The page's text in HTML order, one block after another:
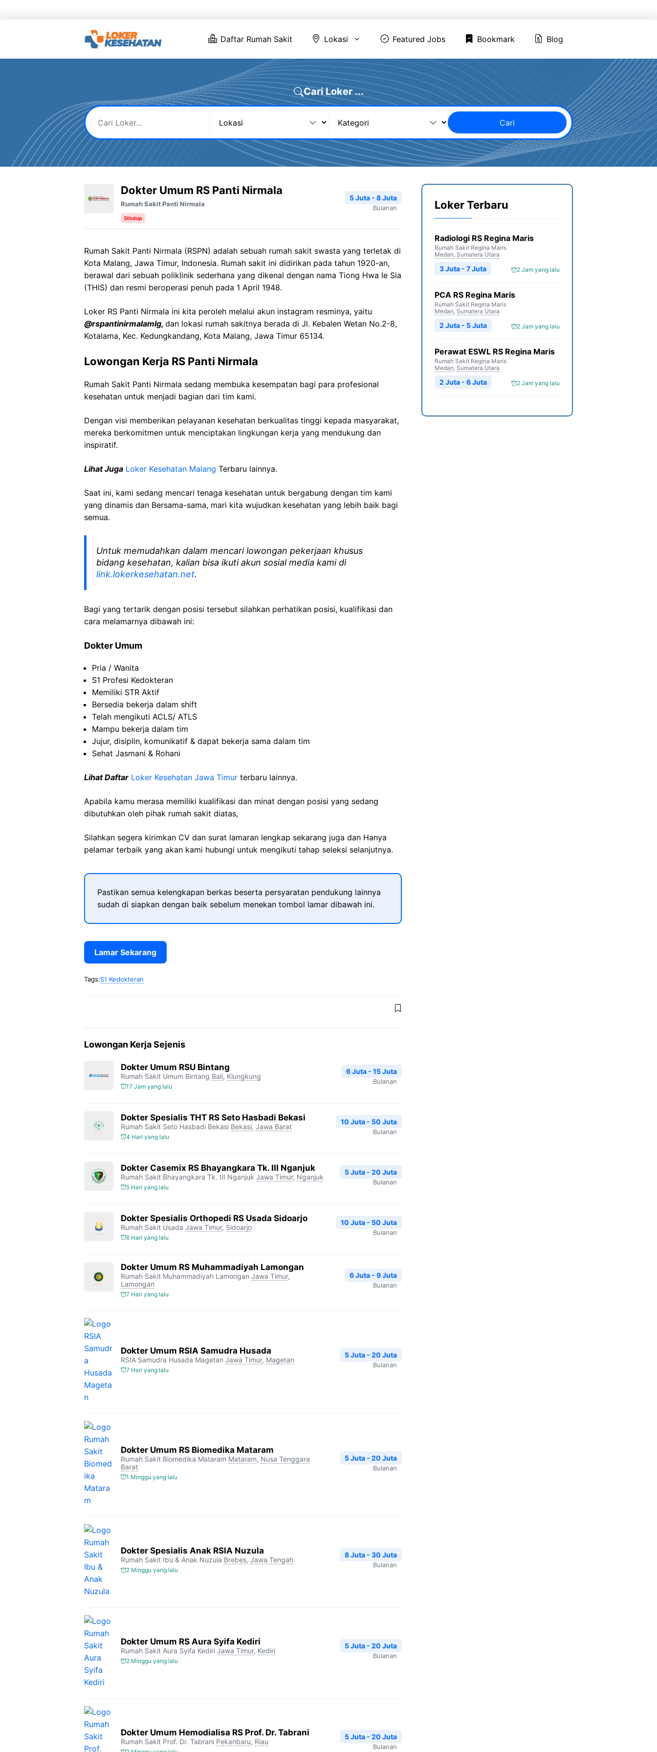
Daftar Rumah Sakit Lokasi Featured Jobs Bookmark Blog
Cari Loker ...
Cari
Dokter Umum RS Panti Nirmala
Rumah Sakit Panti Nirmala
Ditutup
5 Juta - 8 Juta
Bulanan
Rumah Sakit Panti Nirmala (RSPN) adalah sebuah rumah sakit swasta yang terletak di
Kota Malang, Jawa Timur, Indonesia. Rumah sakit ini didirikan pada tahun 1920-an,
berawal dari sebuah poliklinik sederhana yang dikenal dengan nama Tiong Hwa Ie Sia
(THIS) dan resmi beroperasi penuh pada 1 April 1948.
Loker RS Panti Nirmala ini kita peroleh melalui akun instagram resminya, yaitu
@rspantinirmalamlg, dan lokasi rumah sakitnya berada di Jl. Kebalen Wetan No.2-8,
Kotalama, Kec. Kedungkandang, Kota Malang, Jawa Timur 65134.
Lowongan Kerja RS Panti Nirmala
Rumah Sakit Panti Nirmala sedang membuka kesempatan bagi para profesional
kesehatan untuk menjadi bagian dari tim kami.
Dengan visi memberikan pelayanan kesehatan berkualitas tinggi kepada masyarakat,
mereka berkomitmen untuk menciptakan lingkungan kerja yang mendukung dan
inspiratif.
Lihat Juga Loker Kesehatan Malang Terbaru lainnya.
Saat ini, kami sedang mencari tenaga kesehatan untuk bergabung dengan tim kami
yang dinamis dan Bersama-sama, mari kita wujudkan kesehatan yang lebih baik bagi
semua.
Untuk memudahkan dalam mencari lowongan pekerjaan khusus
bidang kesehatan, kalian bisa ikuti akun sosial media kami di
link.lokerkesehatan.net.
Bagi yang tertarik dengan posisi tersebut silahkan perhatikan posisi, kualifikasi dan
cara melamarnya dibawah ini:
Dokter Umum
Pria / Wanita
S1 Profesi Kedokteran
Memiliki STR Aktif
Bersedia bekerja dalam shift
Telah mengikuti ACLS/ ATLS
Mampu bekerja dalam tim
Jujur, disiplin, komunikatif & dapat bekerja sama dalam tim
Sehat Jasmani & Rohani
Lihat Daftar Loker Kesehatan Jawa Timur terbaru lainnya.
Apabila kamu merasa memiliki kualifikasi dan minat dengan posisi yang sedang
dibutuhkan oleh pihak rumah sakit diatas,
Silahkan segera kirimkan CV dan surat lamaran lengkap sekarang juga dan Hanya
pelamar terbaik yang akan kami hubungi untuk mengikuti tahap seleksi selanjutnya.
Pastikan semua kelengkapan berkas beserta persyaratan pendukung lainnya
sudah di siapkan dengan baik sebelum menekan tombol lamar dibawah ini.
Lamar Sekarang
Tags:S1 Kedokteran
Lowongan Kerja Sejenis
Dokter Umum RSU Bintang
Rumah Sakit Umum Bintang Bali, Klungkung
17 Jam yang lalu
6 Juta - 15 Juta
Bulanan
Dokter Spesialis THT RS Seto Hasbadi Bekasi
Rumah Sakit Seto Hasbadi Bekasi Bekasi, Jawa Barat
4 Hari yang lalu
10 Juta - 50 Juta
Bulanan
Dokter Casemix RS Bhayangkara Tk. III Nganjuk
Rumah Sakit Bhayangkara Tk. III Nganjuk Jawa Timur, Nganjuk
5 Hari yang lalu
5 Juta - 20 Juta
Bulanan
Dokter Spesialis Orthopedi RS Usada Sidoarjo
Rumah Sakit Usada Jawa Timur, Sidoarjo
6 Hari yang lalu
10 Juta - 50 Juta
Bulanan
Dokter Umum RS Muhammadiyah Lamongan
Rumah Sakit Muhammadiyah Lamongan Jawa Timur,
Lamongan
7 Hari yang lalu
6 Juta - 9 Juta
Bulanan
Dokter Umum RSIA Samudra Husada
RSIA Samudra Husada Magetan Jawa Timur, Magetan
7 Hari yang lalu
5 Juta - 20 Juta
Bulanan
Dokter Umum RS Biomedika Mataram
Rumah Sakit Biomedika Mataram Mataram, Nusa Tenggara
Barat
1 Minggu yang lalu
5 Juta - 20 Juta
Bulanan
Dokter Spesialis Anak RSIA Nuzula
Rumah Sakit Ibu & Anak Nuzula Brebes, Jawa Tengah
2 Minggu yang lalu
8 Juta - 30 Juta
Bulanan
Dokter Umum RS Aura Syifa Kediri
Rumah Sakit Aura Syifa Kediri Jawa Timur, Kediri
2 Minggu yang lalu
5 Juta - 20 Juta
Bulanan
Dokter Umum Hemodialisa RS Prof. Dr. Tabrani
Rumah Sakit Prof. Dr. Tabrani Pekanbaru, Riau
5 Juta - 20 Juta
Bulanan
Loker Terbaru
Radiologi RS Regina Maris
Rumah Sakit Regina Maris
Medan, Sumatera Utara
2 Jam yang lalu
3 Juta - 7 Juta
PCA RS Regina Maris
Rumah Sakit Regina Maris
Medan, Sumatera Utara
2 Jam yang lalu
2 Juta - 5 Juta
Perawat ESWL RS Regina Maris
Rumah Sakit Regina Maris
Medan, Sumatera Utara
2 Jam yang lalu
2 Juta - 6 Juta